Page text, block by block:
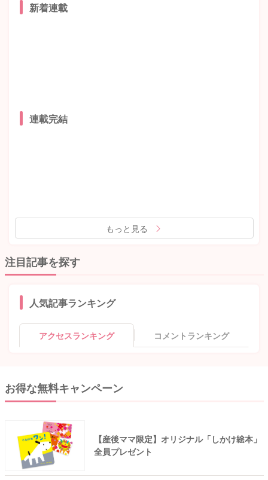
新着連載
連載完結
もっと見る
注目記事を探す
人気記事ランキング
アクセスランキング コメントランキング
お得な無料キャンペーン
【産後ママ限定】オリジナル「しかけ絵本」
全員プレゼント